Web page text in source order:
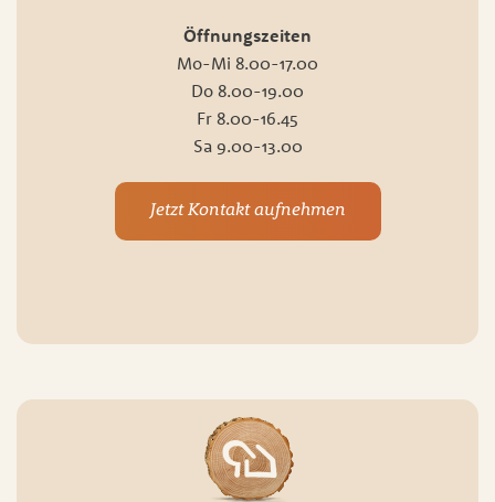
Öffnungszeiten
Mo-Mi 8.00-17.00
Do 8.00-19.00
Fr 8.00-16.45
Sa 9.00-13.00
Jetzt Kontakt aufnehmen